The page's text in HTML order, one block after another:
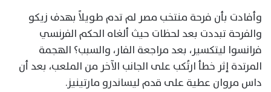
وأفادت بأن فرحة منتخب مصر لم تدم طويلاً بهدف زيكو
والفرحة تبددت بعد لحظات حيث ألغاه الحكم الفرنسي
فرانسوا ليتكسير، بعد مراجعة الفار، والسبب؟ الهجمة
المرتدة إثر خطأ ارتُكب على الجانب الآخر من الملعب، بعد أن
داس مروان عطية على قدم ليساندرو مارتينيز.